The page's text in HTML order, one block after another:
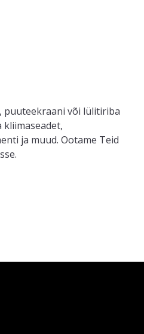
puuteekraani või lülitiriba
ja muud. Ootame Teid